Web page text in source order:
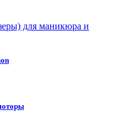
для маникюра и